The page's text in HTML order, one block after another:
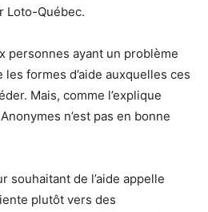
Loto-Québec.
personnes ayant un problème
formes d’aide auxquelles ces
Mais, comme l’explique
n’est pas en bonne
souhaitant de l’aide appelle
plutôt vers des